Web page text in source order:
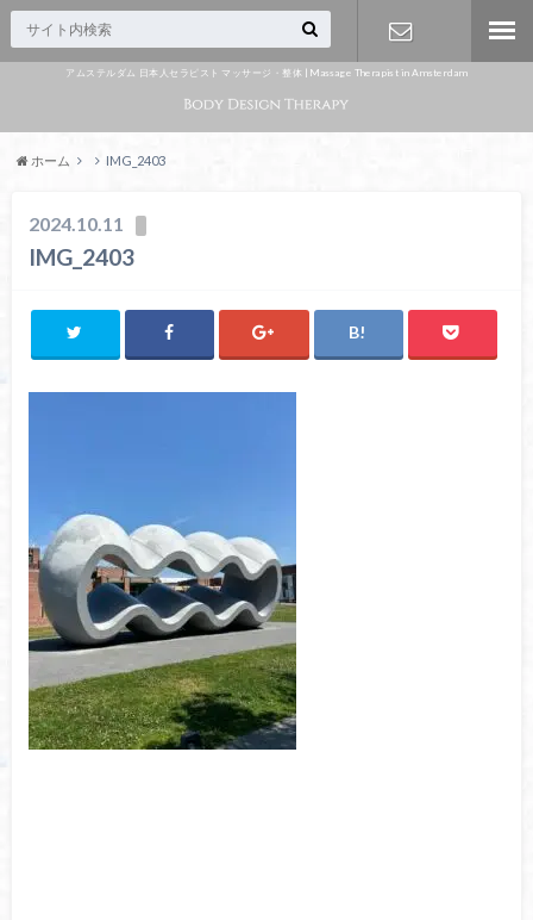
アムステルダム 日本人セラピスト マッサージ・整体 | Massage Therapist in Amsterdam
ホーム IMG_2403
2024.10.11
IMG_2403